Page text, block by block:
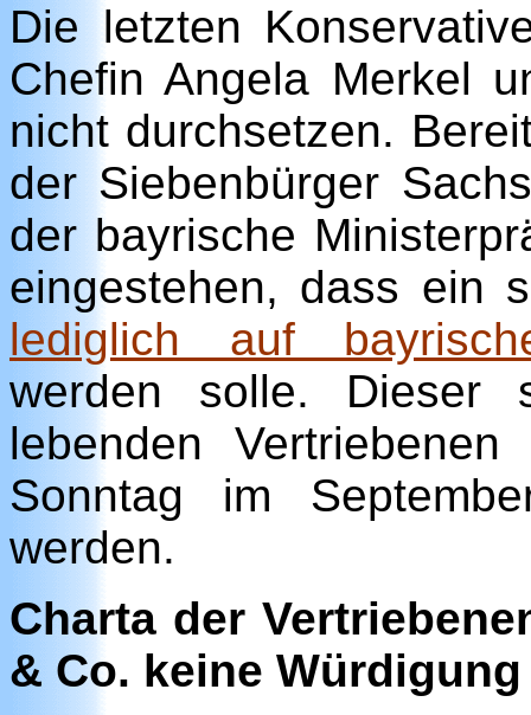
Die letzten
Chefin Angela Merkel
nicht durchsetzen.
der Siebenbürger
der bayrische
eingestehen, dass ein
lediglich auf
werden solle.
lebenden
Sonntag im
werden.
Charta der
& Co. keine Würdigung